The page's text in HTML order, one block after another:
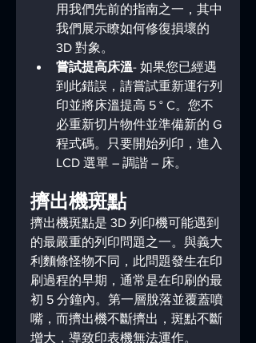
用我們先前的指南之一，其中
我們展示瞭如何修復損壞的
3D 對象。
嘗試提高床溫- 如果您已經遇
到此錯誤，請嘗試重新運行列
印並將床溫提高 5 ° C。您不
必重新切片物件並準備新的 G
程式碼。只要開始列印，進入
LCD 選單 – 調諧 – 床。
擠出機斑點
擠出機斑點是 3D 列印機可能遇到
的最嚴重的列印問題之一。與義大
利麵條怪物不同，此問題發生在印
刷過程的早期，通常是在印刷的最
初 5 分鐘內。第一層脫落並覆蓋噴
嘴，而擠出機不斷擠出，斑點不斷
增大，導致印表機無法運作。